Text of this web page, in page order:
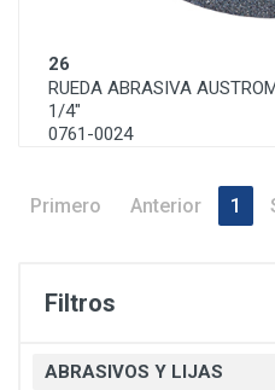
Filtros
ABRASIVOS Y LIJAS
26
RUEDA ABRASIVA
1/4"
0761-0024
Primero Anterior 1